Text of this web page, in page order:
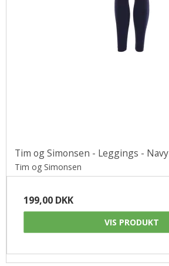
Tim og Simonsen - Leggings - Navy
Tim og Simonsen
199,00 DKK
VIS PRODUKT